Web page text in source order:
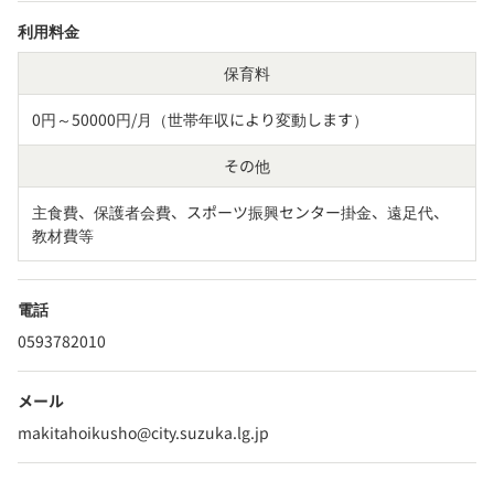
利用料金
保育料
0円～50000円/月（世帯年収により変動します）
その他
主食費、保護者会費、スポーツ振興センター掛金、遠足代、
教材費等
電話
0593782010
メール
makitahoikusho@city.suzuka.lg.jp